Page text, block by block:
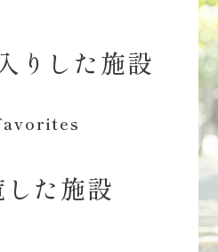
りした施設
した施設